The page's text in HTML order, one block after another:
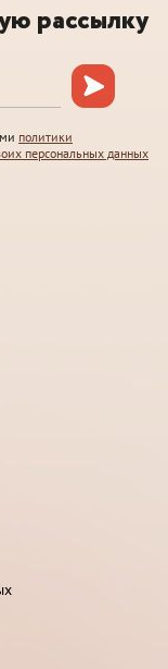
рассылку
политики
персональных данных